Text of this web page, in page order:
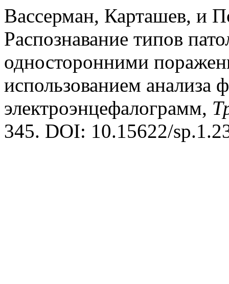
Вассерман, Карташев, и
Распознавание типов
односторонними
использованием анализа
электроэнцефалограмм,
345. DOI: 10.15622/